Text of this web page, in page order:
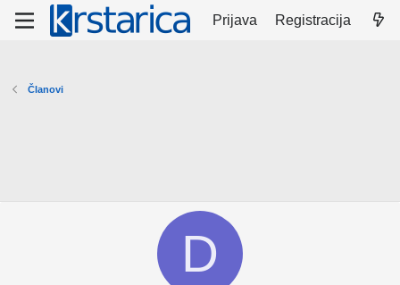
Prijava Registracija
Članovi
D